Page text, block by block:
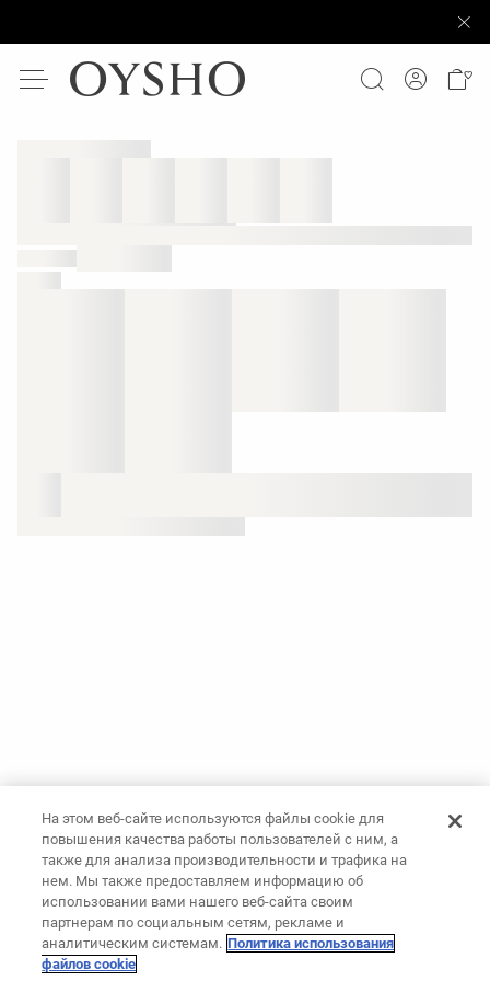
На этом веб-сайте используются файлы cookie для
повышения качества работы пользователей с ним, а
также для анализа производительности и трафика на
нем. Мы также предоставляем информацию об
использовании вами нашего веб-сайта своим
партнерам по социальным сетям, рекламе и
аналитическим системам. Политика использования
файлов cookie